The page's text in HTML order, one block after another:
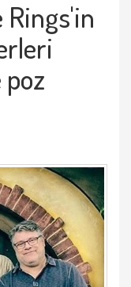
Rings'in